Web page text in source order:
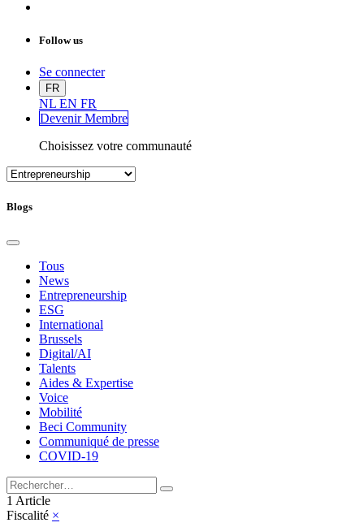
Follow us
Se connecter
FR
NL EN FR
Devenir Membre
Choisissez votre communauté
Blogs
Tous
News
Entrepreneurship
ESG
International
Brussels
Digital/AI
Talents
Aides & Expertise
Voice
Mobilité
Beci Community
Communiqué de presse
COVID-19
1 Article
Fiscalité ×